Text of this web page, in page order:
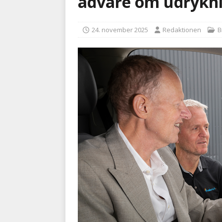
[ 7. august 2026 ] Branche
nødsporet
AUTOHJÆLP
24. november 2025 Redaktionen